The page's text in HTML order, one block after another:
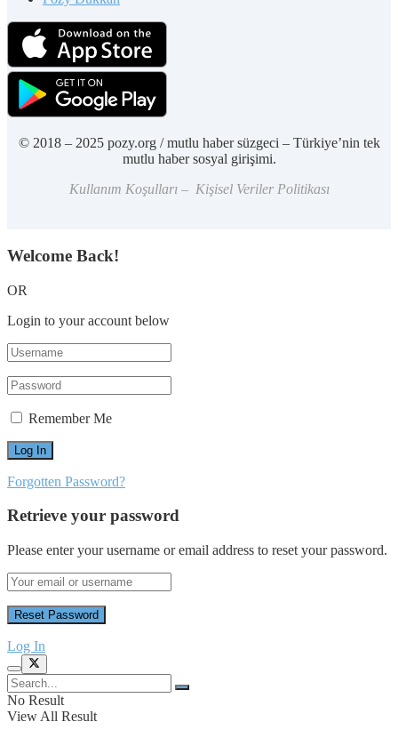
© 2018 – 2025 pozy.org / mutlu haber süzgeci – Türkiye’nin tek
mutlu haber sosyal girişimi.
Kullanım Koşulları – Kişisel Veriler Politikası
Welcome Back!
OR
Login to your account below
Remember Me
Forgotten Password?
Retrieve your password
Please enter your username or email address to reset your password.
Log In
No Result
View All Result